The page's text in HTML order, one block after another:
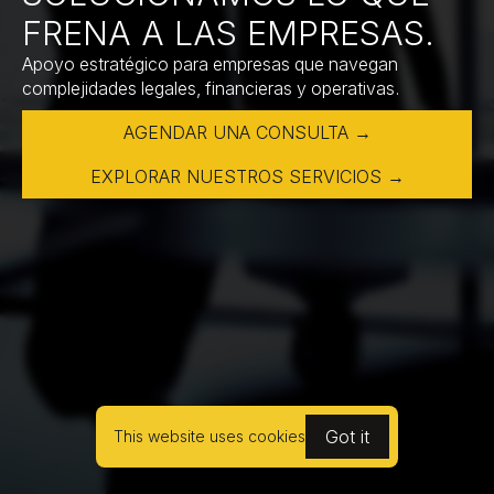
FRENA A LAS EMPRESAS.
Apoyo estratégico para empresas que navegan
complejidades legales, financieras y operativas.
AGENDAR UNA CONSULTA →
EXPLORAR NUESTROS SERVICIOS →
This website uses cookies Got it